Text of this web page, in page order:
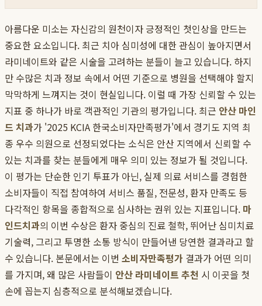
아름다운 미소는 자신감의 원천이자 긍정적인 첫인상을 만드는
중요한 요소입니다. 최근 치아 심미성에 대한 관심이 높아지면서
라미네이트와 같은 시술을 고려하는 분들이 늘고 있습니다. 하지
만 수많은 치과 정보 속에서 어떤 기준으로 병원을 선택해야 할지
막막하게 느껴지는 것이 현실입니다. 이럴 때 가장 신뢰할 수 있는
지표 중 하나가 바로 객관적인 기관의 평가입니다. 최근 안산 마인
드 치과가 '2025 KCIA 한국소비자만족평가'에서 경기도 지역 최
종 우수 의원으로 선정되었다는 소식은 안산 지역에서 신뢰할 수
있는 치과를 찾는 분들에게 매우 의미 있는 정보가 될 것입니다.
이 평가는 단순한 인기 투표가 아닌, 실제 의료 서비스를 경험한
소비자들이 직접 참여하여 서비스 품질, 전문성, 환자 만족도 등
다각적인 항목을 종합적으로 심사하는 권위 있는 지표입니다. 마
인드치과의 이번 수상은 환자 중심의 진료 철학, 뛰어난 심미치료
기술력, 그리고 투명한 소통 방식이 만들어낸 당연한 결과라고 할
수 있습니다. 본문에서는 이번 소비자만족평가 결과가 어떤 의미
를 가지며, 왜 많은 사람들이 안산 라미네이트 추천 시 이곳을 첫
손에 꼽는지 심층적으로 분석해보겠습니다.